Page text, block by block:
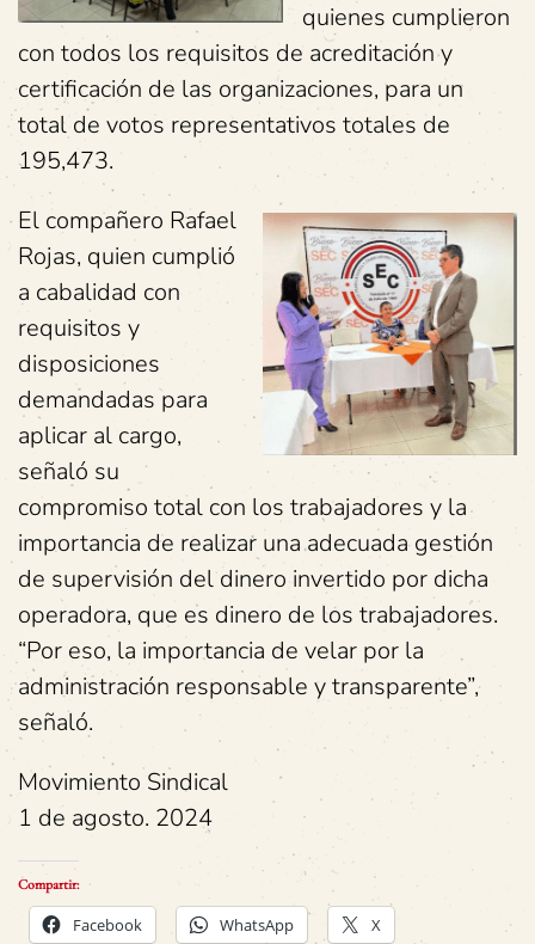
quienes cumplieron
con todos los requisitos de acreditación y
certificación de las organizaciones, para un
total de votos representativos totales de
195,473.
El compañero Rafael
Rojas, quien cumplió
a cabalidad con
requisitos y
disposiciones
demandadas para
aplicar al cargo,
señaló su
compromiso total con los trabajadores y la
importancia de realizar una adecuada gestión
de supervisión del dinero invertido por dicha
operadora, que es dinero de los trabajadores.
“Por eso, la importancia de velar por la
administración responsable y transparente”,
señaló.
Movimiento Sindical
1 de agosto. 2024
Compartir:
Facebook WhatsApp X